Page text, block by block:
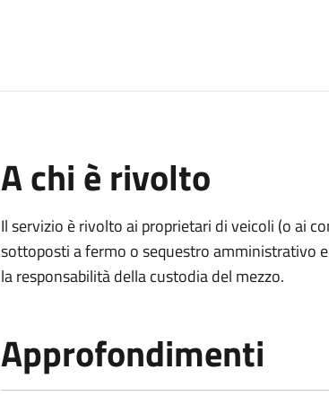
A chi è rivolto
Il servizio è rivolto ai proprietari di veicoli (o ai
sottoposti a fermo o sequestro amministrativo
la responsabilità della custodia del mezzo.
Approfondimenti